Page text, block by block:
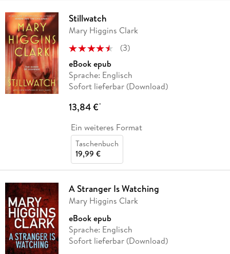
Stillwatch
Mary Higgins Clark
(3)
eBook epub
Sprache: Englisch
Sofort lieferbar (Download)
13,84 €*
Ein weiteres Format
Taschenbuch
19,99 €
A Stranger Is Watching
Mary Higgins Clark
eBook epub
Sprache: Englisch
Sofort lieferbar (Download)